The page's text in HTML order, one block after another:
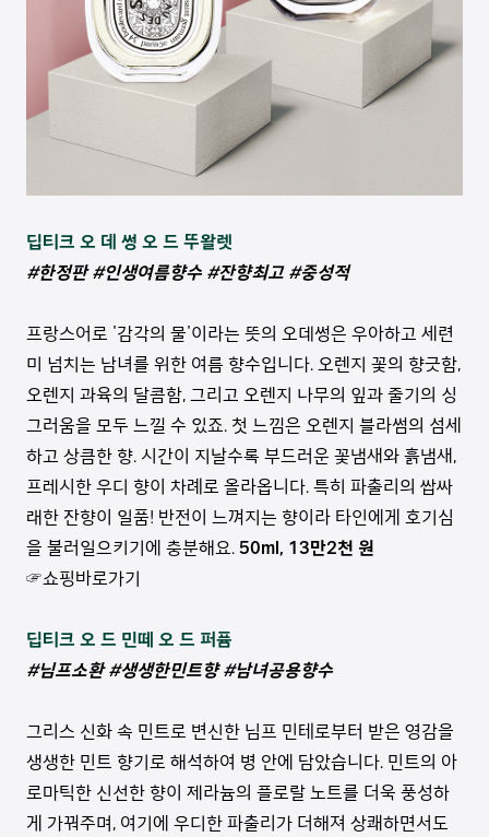
딥티크 오 데 썽 오 드 뚜왈렛
#한정판 #인생여름향수 #잔향최고 #중성적
프랑스어로 '감각의 물'이라는 뜻의 오데썽은 우아하고 세련
미 넘치는 남녀를 위한 여름 향수입니다. 오렌지 꽃의 향긋함,
오렌지 과육의 달콤함, 그리고 오렌지 나무의 잎과 줄기의 싱
그러움을 모두 느낄 수 있죠. 첫 느낌은 오렌지 블라썸의 섬세
하고 상큼한 향. 시간이 지날수록 부드러운 꽃냄새와 흙냄새,
프레시한 우디 향이 차례로 올라옵니다. 특히 파출리의 쌉싸
래한 잔향이 일품! 반전이 느껴지는 향이라 타인에게 호기심
을 불러일으키기에 충분해요. 50ml, 13만2천 원
☞쇼핑바로가기
딥티크 오 드 민떼 오 드 퍼퓸
#님프소환 #생생한민트향 #남녀공용향수
그리스 신화 속 민트로 변신한 님프 민테로부터 받은 영감을
생생한 민트 향기로 해석하여 병 안에 담았습니다. 민트의 아
로마틱한 신선한 향이 제라늄의 플로랄 노트를 더욱 풍성하
게 가꿔주며, 여기에 우디한 파출리가 더해져 상쾌하면서도